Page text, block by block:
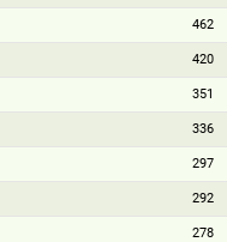
462
420
351
336
297
292
278